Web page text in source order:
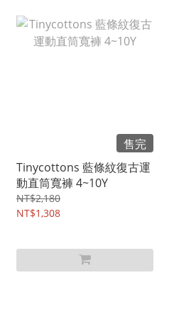
售完
Tinycottons 藍條紋復古運
動直筒寬褲 4~10Y
NT$2,180
NT$1,308